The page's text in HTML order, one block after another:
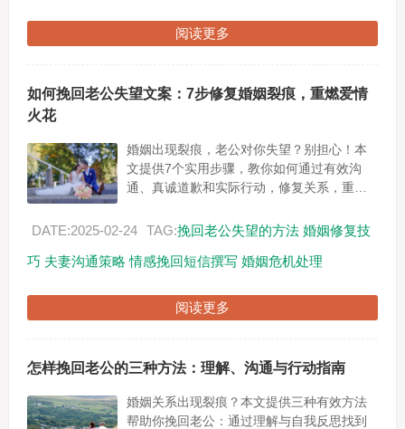
阅读更多
如何挽回老公失望文案：7步修复婚姻裂痕，重燃爱情
火花
婚姻出现裂痕，老公对你失望？别担心！本
文提供7个实用步骤，教你如何通过有效沟
通、真诚道歉和实际行动，修复关系，重拾
步步帮你挽回老公的心，重建美满婚姻。...
DATE:2025-02-24 TAG:挽回老公失望的方法 婚姻修复技
巧 夫妻沟通策略 情感挽回短信撰写 婚姻危机处理
阅读更多
怎样挽回老公的三种方法：理解、沟通与行动指南
婚姻关系出现裂痕？本文提供三种有效方法
帮助你挽回老公：通过理解与自我反思找到